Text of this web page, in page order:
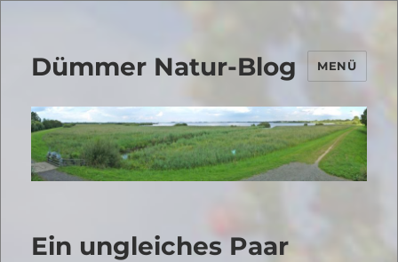
Dümmer Natur-Blog MENÜ
Ein ungleiches Paar